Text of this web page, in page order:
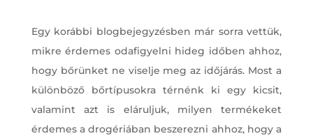
Egy korábbi blogbejegyzésben már sorra vettük,
mikre érdemes odafigyelni hideg időben ahhoz,
hogy bőrünket ne viselje meg az időjárás. Most a
különböző bőrtípusokra térnénk ki egy kicsit,
valamint azt is eláruljuk, milyen termékeket
érdemes a drogériában beszerezni ahhoz, hogy a